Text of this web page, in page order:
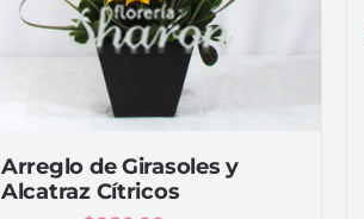
Arreglo de Girasoles y
Alcatraz Cítricos